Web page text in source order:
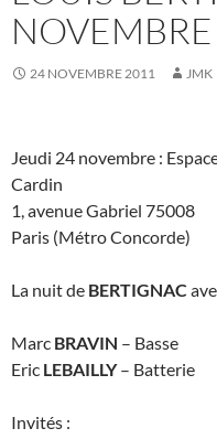
24 NOVEMBRE 2011 JMK
Jeudi 24 novembre :
Cardin
1, avenue Gabriel 75008
Paris (Métro Concorde)
La nuit de BERTIGNAC
Marc BRAVIN – Basse
Eric LEBAILLY– Batterie
Invités :